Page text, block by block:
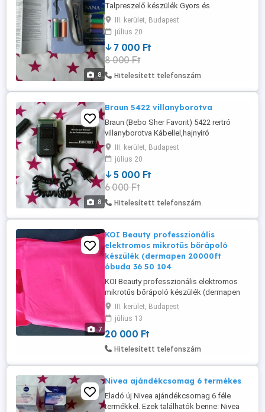
8
Talpreszelő készülék Gyors és
fájdalommentes bőrkeményedés
eltávolítás. A csomag tartalma: 1db Sana
Pedi elemes készülék 4 fejjel, 1db
tisztítókefe. + ajándék egy 5000Ft értékű
4db-os pótfej csomag 2db AA
ceruzaelemmel működik (nem tartozék)!
Átvétel csak személyesen ...
III. kerület, Budapest
július 20
7 000 Ft
8 000 Ft
Hitelesített telefonszám
8
Braun 5422 villanyborotva
Braun (Bebo Sher Favorit) 5422 rertró
villanyborotva Kábellel,hajnyíró
fejjel,kefével,magyar használati
utasítással Működik,de a fej néha lejár
110 220V 50Hz 10W Elsősorban
gyűjtőknek Átvétel csak személyesen a
lakcímemen,Óbuda 3. ker.
III. kerület, Budapest
július 20
5 000 Ft
6 000 Ft
Hitelesített telefonszám
7
KOI Beauty professzionális
elektromos mikrotűs bőrápoló
készülék (dermapen 20000ft
óbuda 36 50 104
KOI Beauty professzionális elektromos
mikrotűs bőrápoló készülék (dermapen
20000ft óbuda 36 50 104 82 72
személyesen óbudán lakcimemen postai
uton kizárolag előre fizetés után mpl
csomagautomatába vagy
foxpostautomatába +3000ft 2db van
kibontva állítható 0,25-2,0 ...
III. kerület, Budapest
július 13
20 000 Ft
Hitelesített telefonszám
Nivea ajándékcsomag 6 termékes
Eladó új Nivea ajándékcsomag 6 féle
termékkel. Ezek találhatók benne: Nivea